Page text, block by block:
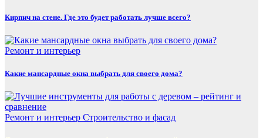
Кирпич на стене. Где это будет работать лучше всего?
Ремонт и интерьер
Какие мансардные окна выбрать для своего дома?
Ремонт и интерьер Строительство и фасад